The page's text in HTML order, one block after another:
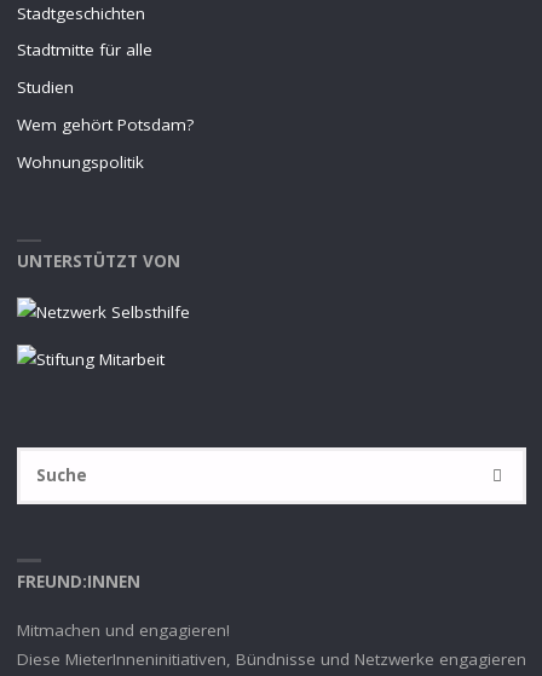
Stadtgeschichten
Stadtmitte für alle
Studien
Wem gehört Potsdam?
Wohnungspolitik
UNTERSTÜTZT VON
SUCHE
FREUND:INNEN
Mitmachen und engagieren!
Diese MieterInneninitiativen, Bündnisse und Netzwerke engagieren